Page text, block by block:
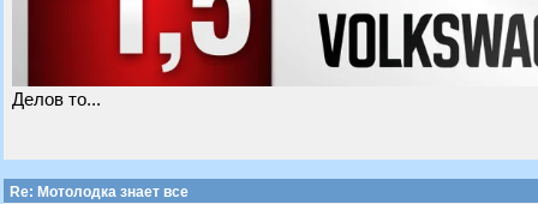
Делов то...
Re: Мотолодка знает все